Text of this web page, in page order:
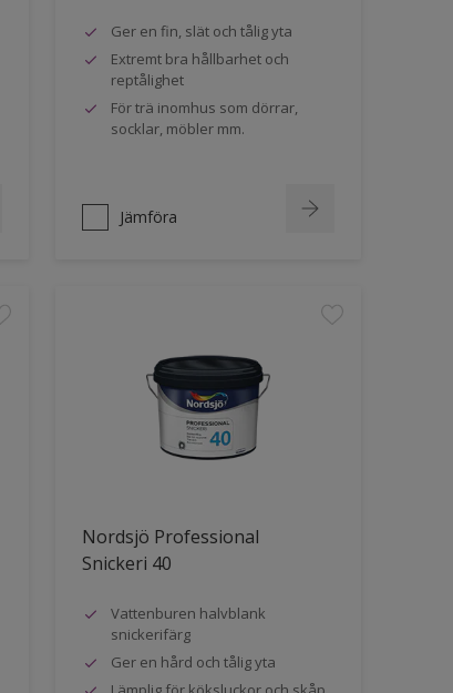
Ger en fin, slät och tålig yta
Extremt bra hållbarhet och
reptålighet
För trä inomhus som dörrar,
socklar, möbler mm.
Jämföra
Nordsjö Professional
Snickeri 40
Vattenburen halvblank
snickerifärg
Ger en hård och tålig yta